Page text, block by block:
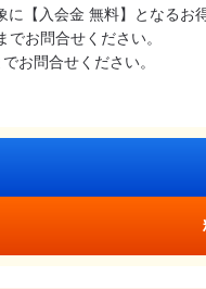
【入会金 無料】となるお
お問合せください。
お問合せください。